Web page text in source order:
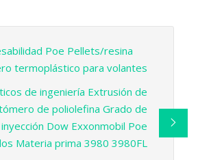
Poe Pellets/resina
termoplástico para volantes
de ingeniería Extrusión de
de poliolefina Grado de
Dow Exxonmobil Poe
Materia prima 3980 3980FL